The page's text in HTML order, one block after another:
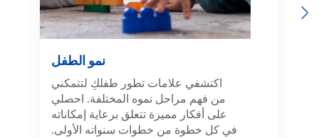
Previous
نمو الطفل
اكتشفي علامات تطور طفلكِ لتتمكني
من فهم مراحل نموه المختلفة. احصلي
على أفكار مميزة تتعلق برعاية إمكاناته
في كل خطوة من خطوات سنواته الأولى.